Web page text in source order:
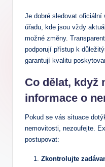
Je dobré sledovat oficiální
úřadu, kde jsou vždy
možné změny.
podporují přístup k
garantují kvalitu
Co dělat, když
informace o
Pokud se vás situace
nemovitosti, nezoufejte.
postupovat:
Zkontrolujte